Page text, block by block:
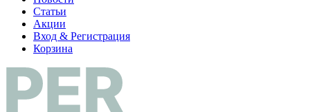
Статьи
Акции
Вход & Регистрация
Корзина